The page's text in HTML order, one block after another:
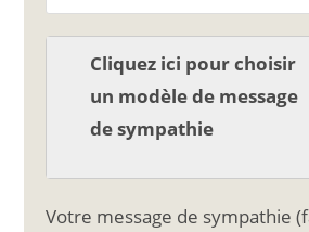
k
Cliquez ici pour choisir
un modèle de message
de sympathie
Votre message de sympathie